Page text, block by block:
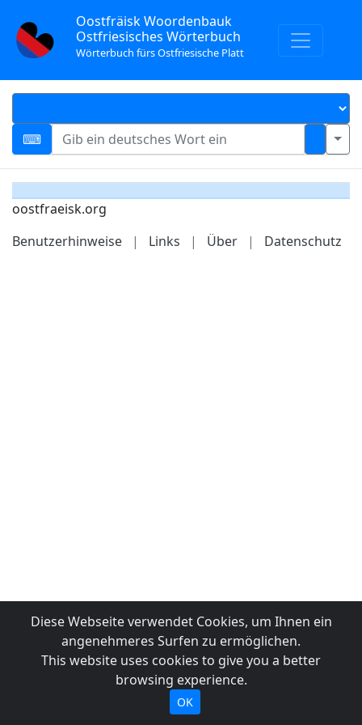
Oostfräisk Woordenbauk
Ostfriesisches Wörterbuch
Wörterbuch fürs Ostfriesische Platt
oostfraeisk.org
Benutzerhinweise
| Links | Über | Datenschutz
Diese Webseite verwendet Cookies, um Ihnen ein
angenehmeres Surfen zu ermöglichen.
This website uses cookies to give you a better
browsing experience.
OK